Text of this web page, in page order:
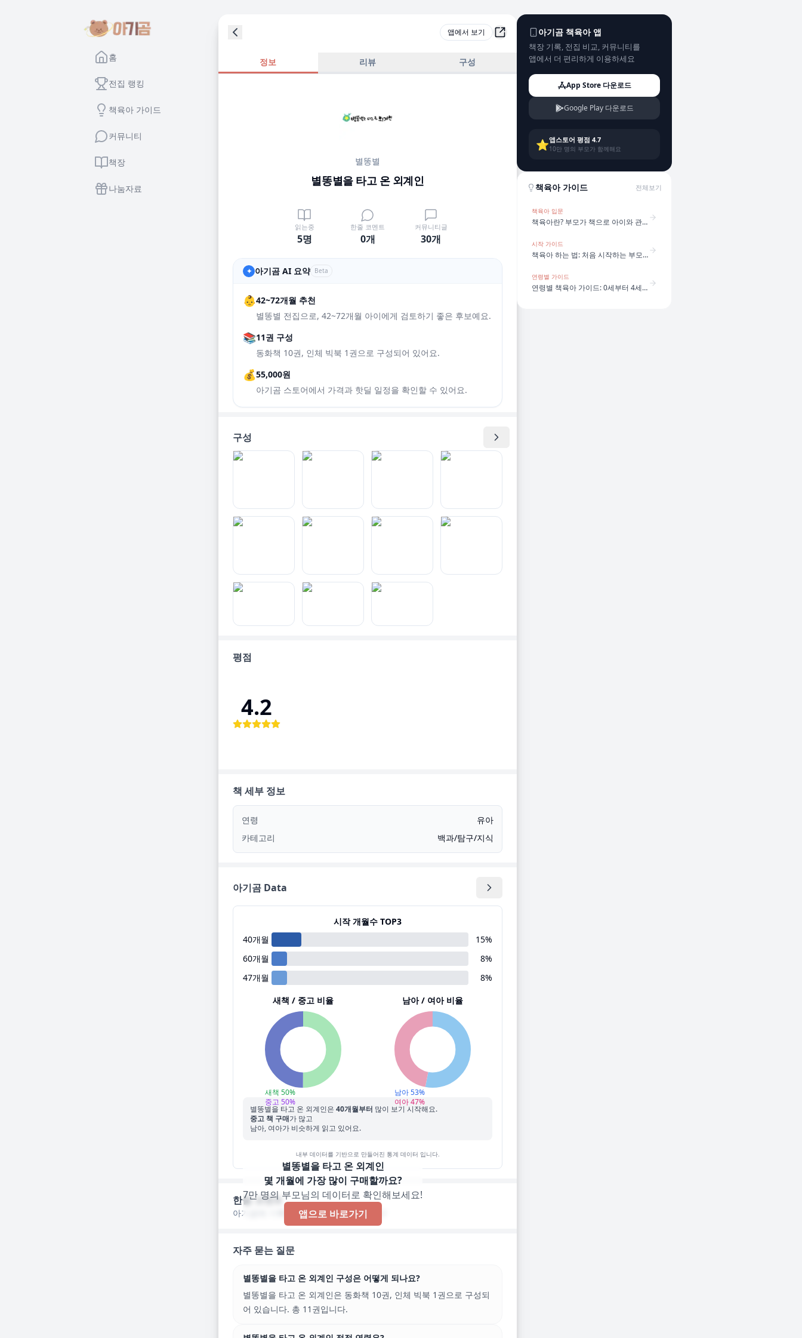
홈
전집 랭킹
책육아 가이드
커뮤니티
책장
나눔자료
앱에서 보기
정보 리뷰 구성
별똥별
별똥별을 타고 온 외계인
읽는중
5명
한줄 코멘트
0개
커뮤니티글
30개
✦ 아기곰 AI 요약 Beta
👶42~72개월 추천
별똥별 전집으로, 42~72개월 아이에게 검토하기 좋은 후보예요.
📚11권 구성
동화책 10권, 인체 빅북 1권으로 구성되어 있어요.
💰55,000원
아기곰 스토어에서 가격과 핫딜 일정을 확인할 수 있어요.
구성
평점
4.2
책 세부 정보
연령
유아
카테고리
백과/탐구/지식
아기곰 Data
시작 개월수 TOP3
40개월 15%
60개월 8%
47개월 8%
새책 / 중고 비율
새책 50%
중고 50%
남아 / 여아 비율
남아 53%
여아 47%
별똥별을 타고 온 외계인은 40개월부터 많이 보기 시작해요.
중고 책 구매가 많고
남아, 여아가 비슷하게 읽고 있어요.
내부 데이터를 기반으로 만들어진 통계 데이터 입니다.
별똥별을 타고 온 외계인
몇 개월에 가장 많이 구매할까요?
7만 명의 부모님의 데이터로 확인해보세요!
앱으로 바로가기
한줄 코멘트
아기곰에 기록된 한줄 코멘트가 없습니다!
자주 묻는 질문
별똥별을 타고 온 외계인 구성은 어떻게 되나요?
별똥별을 타고 온 외계인은 동화책 10권, 인체 빅북 1권으로 구성되
어 있습니다. 총 11권입니다.
아기곰 책육아 앱
책장 기록, 전집 비교, 커뮤니티를
앱에서 더 편리하게 이용하세요
App Store 다운로드
Google Play 다운로드
⭐앱스토어 평점 4.7
10만 명의 부모가 함께해요
책육아 가이드 전체보기
책육아 입문
책육아란? 부모가 책으로 아이와 관계를 만드는 방법
시작 가이드
책육아 하는 법: 처음 시작하는 부모를 위한 5단계
연령별 가이드
연령별 책육아 가이드: 0세부터 4세까지 어떻게 다를까?